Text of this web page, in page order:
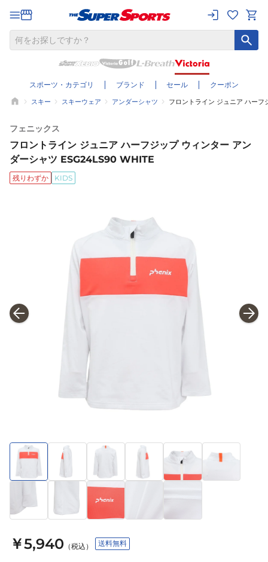
スポーツ・カテゴリ ブランド セール クーポン
スキー スキーウェア アンダーシャツ フロントライン ジュニア ハー
フェニックス
フロントライン ジュニア ハーフジップ ウィンター アン
ダーシャツ ESG24LS90 WHITE
残りわずか KIDS
￥5,940 （税込） 送料無料